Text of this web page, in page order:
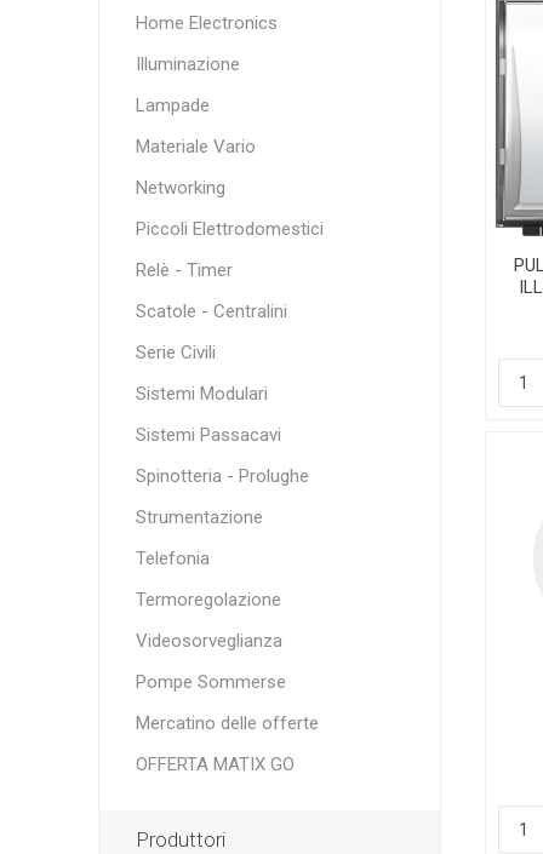
Home Electronics
Illuminazione
Lampade
Materiale Vario
Networking
Piccoli Elettrodomestici
Relè - Timer
Scatole - Centralini
Serie Civili
Sistemi Modulari
Sistemi Passacavi
Spinotteria - Prolughe
Strumentazione
Telefonia
Termoregolazione
Videosorveglianza
Pompe Sommerse
Mercatino delle offerte
OFFERTA MATIX GO
Produttori